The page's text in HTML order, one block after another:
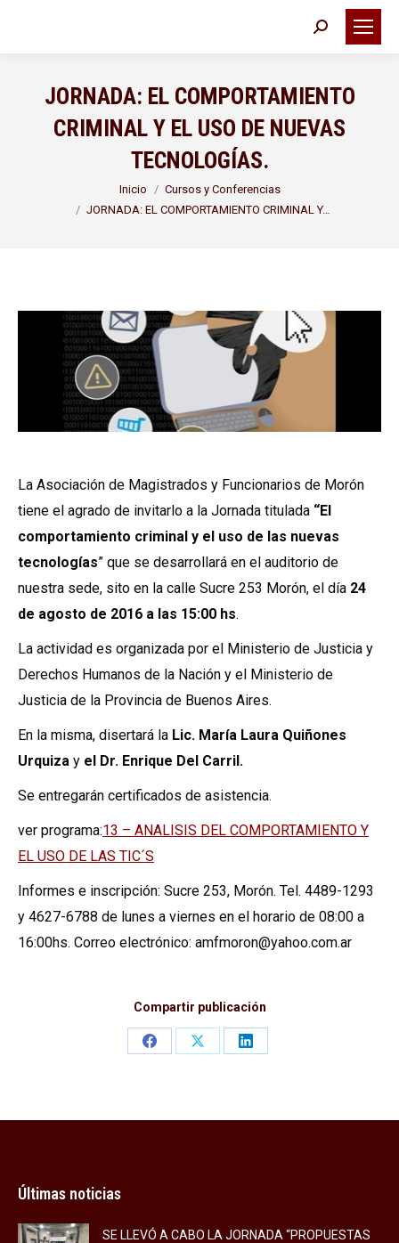
Buscar:
JORNADA: EL COMPORTAMIENTO
CRIMINAL Y EL USO DE NUEVAS
TECNOLOGÍAS.
Inicio
Cursos y Conferencias
JORNADA: EL COMPORTAMIENTO CRIMINAL Y…
La Asociación de Magistrados y Funcionarios de Morón
tiene el agrado de invitarlo a la Jornada titulada “El
comportamiento criminal y el uso de las nuevas
tecnologías” que se desarrollará en el auditorio de
nuestra sede, sito en la calle Sucre 253 Morón, el día 24
de agosto de 2016 a las 15:00 hs.
La actividad es organizada por el Ministerio de Justicia y
Derechos Humanos de la Nación y el Ministerio de
Justicia de la Provincia de Buenos Aires.
En la misma, disertará la Lic. María Laura Quiñones
Urquiza y el Dr. Enrique Del Carril.
Se entregarán certificados de asistencia.
ver programa:13 – ANALISIS DEL COMPORTAMIENTO Y
EL USO DE LAS TIC´S
Informes e inscripción: Sucre 253, Morón. Tel. 4489-1293
y 4627-6788 de lunes a viernes en el horario de 08:00 a
16:00hs. Correo electrónico: amfmoron@yahoo.com.ar
Compartir publicación
Share
Share
Share
Últimas noticias
SE LLEVÓ A CABO LA JORNADA “PROPUESTAS